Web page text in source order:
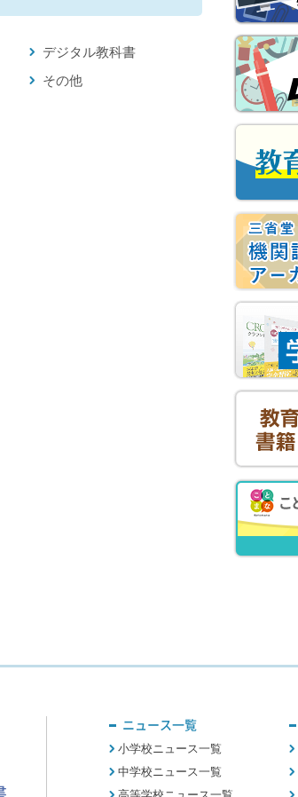
デジタル教科書
その他
ニュース一覧
小学校ニュース一覧
中学校ニュース一覧